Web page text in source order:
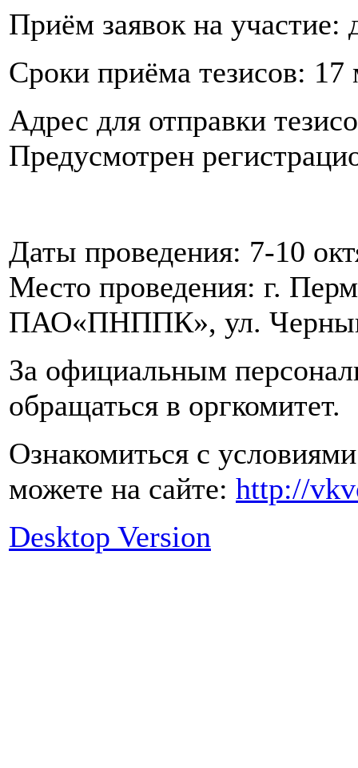
Приём заявок на участие:
Сроки приёма тезисов:
Адрес для отправки
Предусмотрен
Даты проведения: 7-10
Место проведения: г.
ПАО«ПНППК», ул.
За официальным
обращаться в оргкомитет.
Ознакомиться с
можете на сайте: http://
Desktop Version